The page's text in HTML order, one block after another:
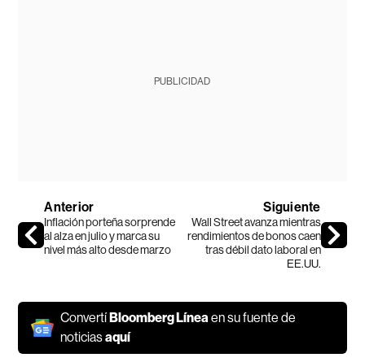
PUBLICIDAD
Anterior
Inflación porteña sorprende
al alza en julio y marca su
nivel más alto desde marzo
Siguiente
Wall Street avanza mientras
rendimientos de bonos caen
tras débil dato laboral en
EE.UU.
ConvertíBloomberg Líneaen su fuente de
noticiasaquí